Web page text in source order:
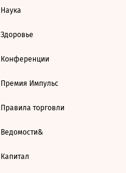
Наука
Здоровье
Конференции
Премия Импульс
Правила торговли
Ведомости&
Капитал